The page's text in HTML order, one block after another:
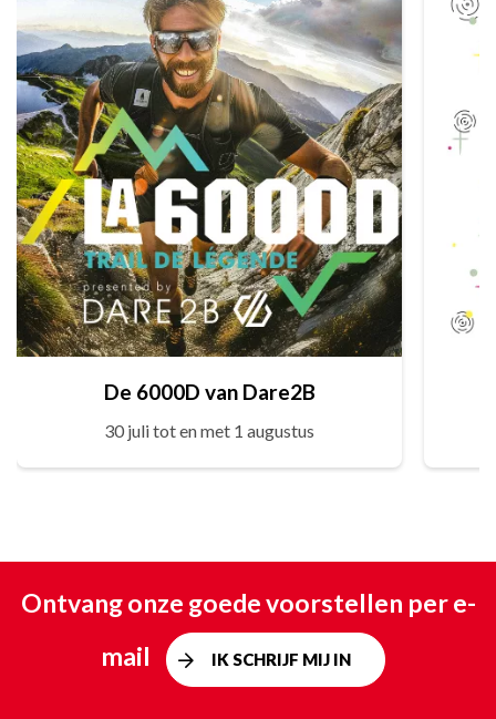
De 6000D van Dare2B
30 juli tot en met 1 augustus
Ontvang onze goede voorstellen per e-
mail
IK SCHRIJF MIJ IN